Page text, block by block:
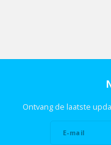
Ontvang de laatste